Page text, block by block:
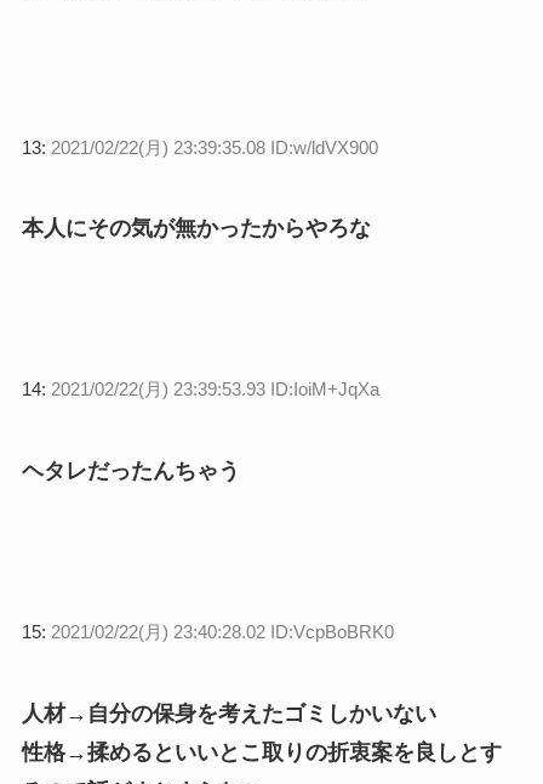
13: 2021/02/22(月) 23:39:35.08 ID:w/ldVX900
本人にその気が無かったからやろな
14: 2021/02/22(月) 23:39:53.93 ID:IoiM+JqXa
ヘタレだったんちゃう
15: 2021/02/22(月) 23:40:28.02 ID:VcpBoBRK0
人材→自分の保身を考えたゴミしかいない
性格→揉めるといいとこ取りの折衷案を良しとす